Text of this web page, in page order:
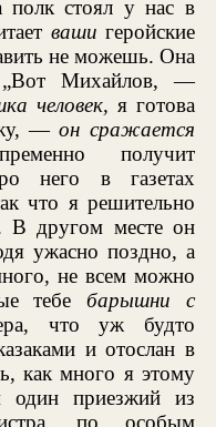
полк стоял у нас в
ваши геройские
не можешь. Она
„Вот Михайлов, —
человек, я готова
—он сражается
получит
него в газетах
что я решительно
В другом месте он
ужасно поздно, а
не всем можно
тебебарышни с
что уж будто
и отослан в
как много я этому
один приезжий из
по особым